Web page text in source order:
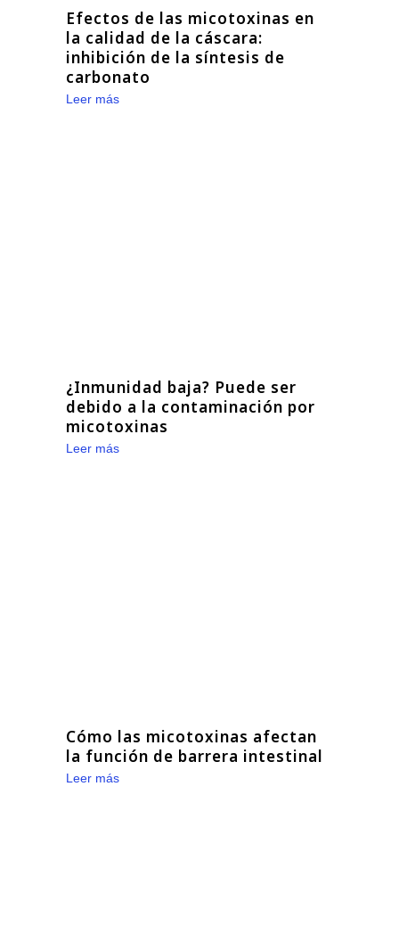
Efectos de las micotoxinas en
la calidad de la cáscara:
inhibición de la síntesis de
carbonato
Leer más
¿Inmunidad baja? Puede ser
debido a la contaminación por
micotoxinas
Leer más
Cómo las micotoxinas afectan
la función de barrera intestinal
Leer más